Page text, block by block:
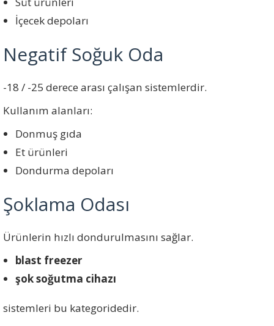
İçecek depoları
Negatif Soğuk Oda
-18 / -25 derece arası çalışan sistemlerdir.
Kullanım alanları:
Donmuş gıda
Et ürünleri
Dondurma depoları
Şoklama Odası
Ürünlerin hızlı dondurulmasını sağlar.
blast freezer
şok soğutma cihazı
sistemleri bu kategoridedir.